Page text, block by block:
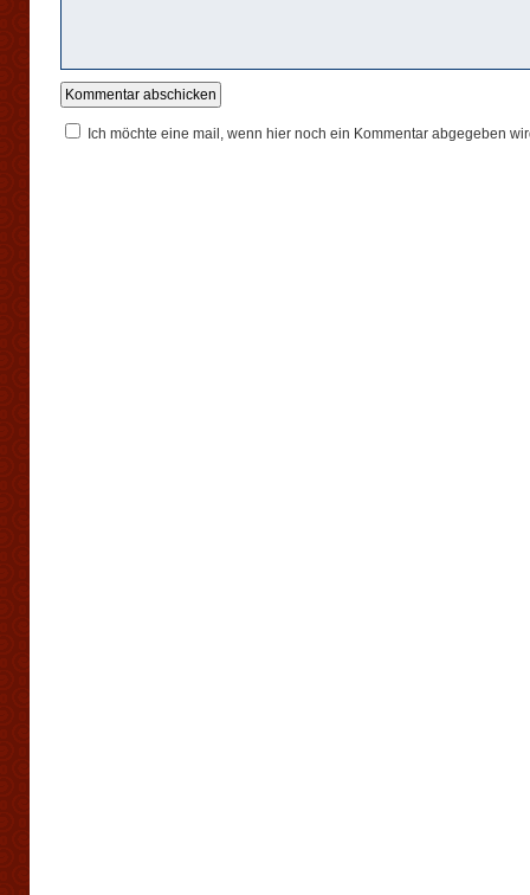
Ich möchte eine mail, wenn hier noch ein Kommentar abgegeben